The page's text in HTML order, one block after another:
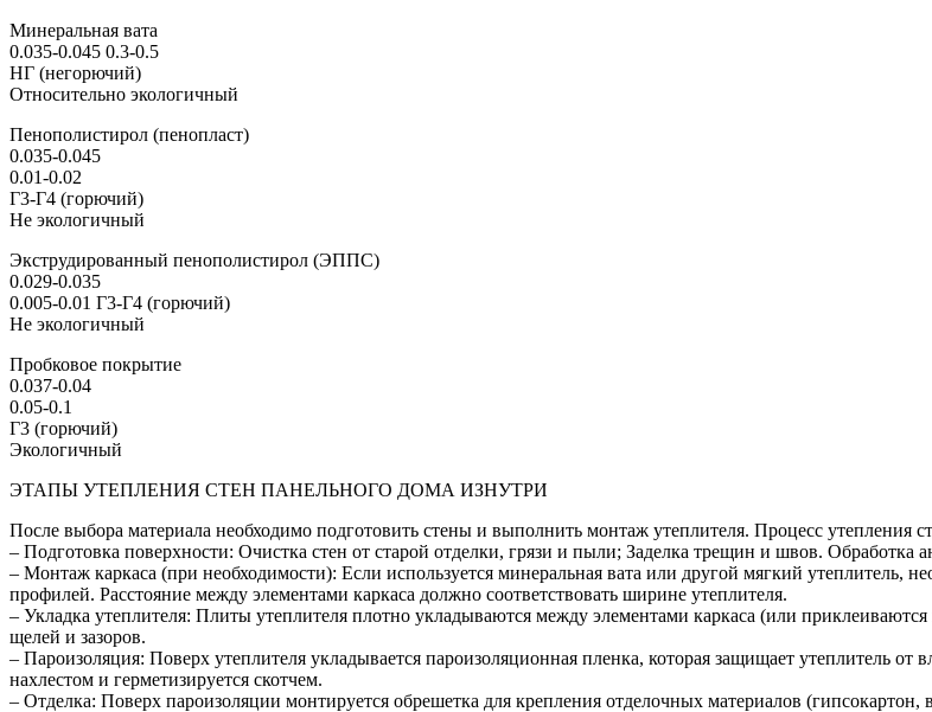
Минеральная вата
0.035-0.045 0.3-0.5
НГ (негорючий)
Относительно экологичный
Пенополистирол (пенопласт)
0.035-0.045
0.01-0.02
Г3-Г4 (горючий)
Не экологичный
Экструдированный пенополистирол (ЭППС)
0.029-0.035
0.005-0.01 Г3-Г4 (горючий)
Не экологичный
Пробковое покрытие
0.037-0.04
0.05-0.1
Г3 (горючий)
Экологичный
ЭТАПЫ УТЕПЛЕНИЯ СТЕН ПАНЕЛЬНОГО ДОМА ИЗНУТРИ
После выбора материала необходимо подготовить стены и выполнить монтаж утеплителя. Процесс утепления
– Подготовка поверхности: Очистка стен от старой отделки, грязи и пыли; Заделка трещин и швов. Обработка
– Монтаж каркаса (при необходимости): Если используется минеральная вата или другой мягкий утеплитель,
профилей. Расстояние между элементами каркаса должно соответствовать ширине утеплителя.
– Укладка утеплителя: Плиты утеплителя плотно укладываются между элементами каркаса (или
щелей и зазоров.
– Пароизоляция: Поверх утеплителя укладывается пароизоляционная пленка, которая защищает утеплитель
нахлестом и герметизируется скотчем.
– Отделка: Поверх пароизоляции монтируется обрешетка для крепления отделочных материалов